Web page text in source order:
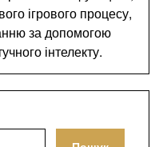
ігрового процесу,
за допомогою
інтелекту.